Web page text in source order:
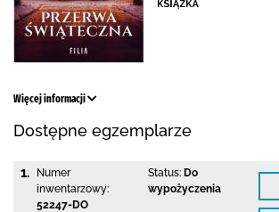
Więcej informacji
Dostępne egzemplarze
1.
Numer
inwentarzowy:
52247-DO
Status: Do
wypożyczenia